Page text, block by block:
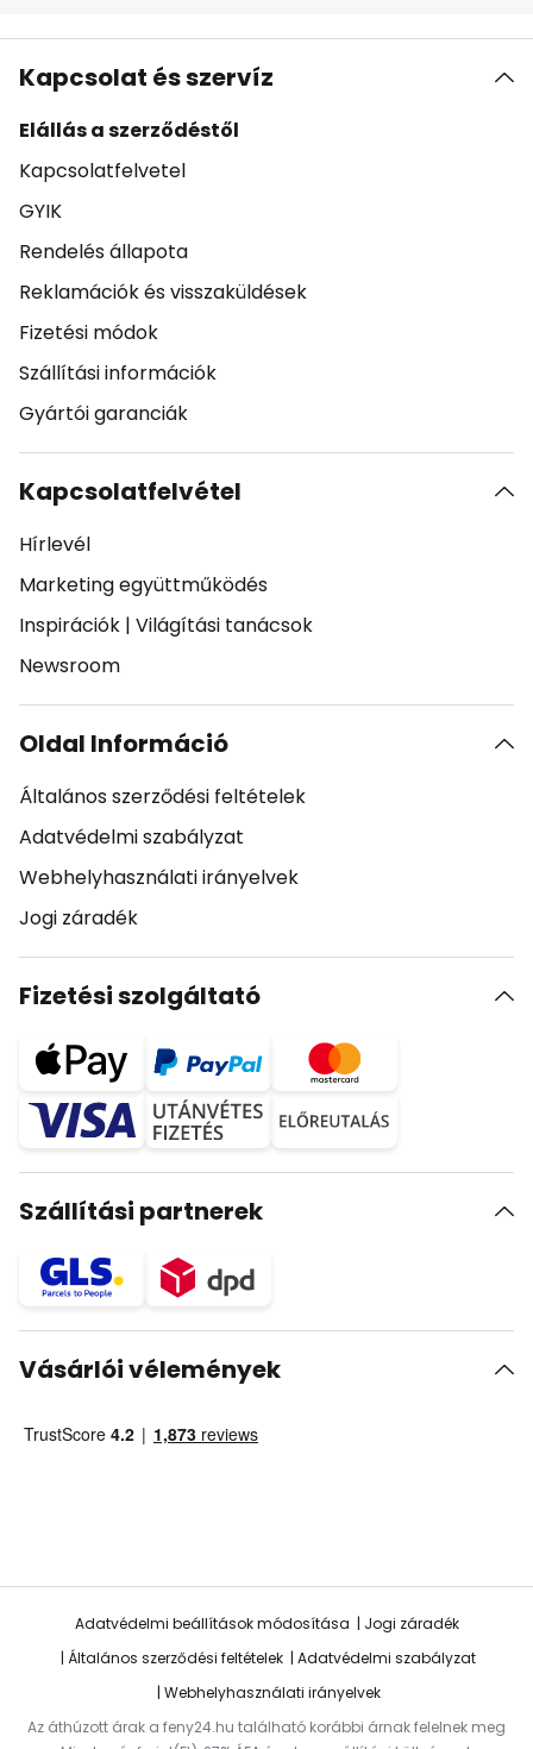
Kapcsolat és szervíz
Elállás a szerződéstől
Kapcsolatfelvetel
GYIK
Rendelés állapota
Reklamációk és visszaküldések
Fizetési módok
Szállítási információk
Gyártói garanciák
Kapcsolatfelvétel
Hírlevél
Marketing együttműködés
Inspirációk | Világítási tanácsok
Newsroom
Oldal Információ
Általános szerződési feltételek
Adatvédelmi szabályzat
Webhelyhasználati irányelvek
Jogi záradék
Fizetési szolgáltató
Szállítási partnerek
Vásárlói vélemények
Adatvédelmi beállítások módosítása
Jogi záradék
Általános szerződési feltételek
Adatvédelmi szabályzat
Webhelyhasználati irányelvek
Az áthúzott árak a feny24.hu található korábbi árnak felelnek meg